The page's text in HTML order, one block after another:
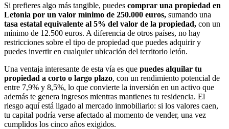
Si prefieres algo más tangible, puedes comprar una propiedad en
Letonia por un valor mínimo de 250.000 euros, sumando una
tasa estatal equivalente al 5% del valor de la propiedad, con un
mínimo de 12.500 euros. A diferencia de otros países, no hay
restricciones sobre el tipo de propiedad que puedes adquirir y
puedes invertir en cualquier ubicación del territorio letón.
Una ventaja interesante de esta vía es que puedes alquilar tu
propiedad a corto o largo plazo, con un rendimiento potencial de
entre 7,9% y 8,5%, lo que convierte la inversión en un activo que
además te genera ingresos mientras mantienes tu residencia. El
riesgo aquí está ligado al mercado inmobiliario: si los valores caen,
tu capital podría verse afectado al momento de vender, una vez
cumplidos los cinco años exigidos.